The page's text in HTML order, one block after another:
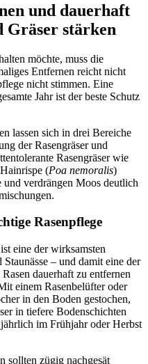
und dauerhaft
Gräser stärken
möchte, muss die
Entfernen reicht nicht
nicht stimmen. Eine
Jahr ist der beste Schutz
lassen sich in drei Bereiche
der Rasengräser und
Rasengräser wie
(Poa nemoralis)
verdrängen Moos deutlich
Rasenpflege
eine der wirksamsten
– und damit eine der
dauerhaft zu entfernen
einem Rasenbelüfter oder
in den Boden gestochen,
in tiefere Bodenschichten
im Frühjahr oder Herbst
sollten zügig nachgesät